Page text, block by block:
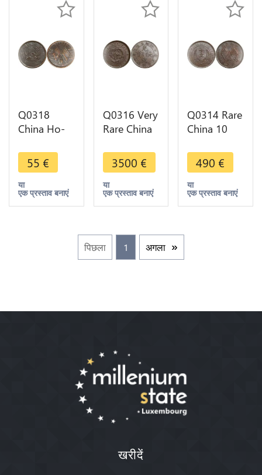
Q0318
China Ho-
Cash ND
1920 Y-392
-> Make
offer
55 €
या
एक प्रस्ताव बनाएं
Q0316 Very
Rare China
10 Cash
1904 Y-
135.5 UNC
!! A GEM ->
3500 €
या
एक प्रस्ताव बनाएं
Q0314 Rare
China 10
Republic
ND 1920 10
Csh Y-303
UNC ->
490 €
या
एक प्रस्ताव बनाएं
पिछला 1 अगला
खरीदें